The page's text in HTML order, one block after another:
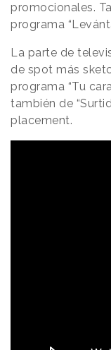
promocionales.
programa
La parte de
de spot más
programa “Tu
también de
placement.